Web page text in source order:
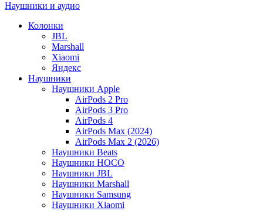
Наушники и аудио
Колонки
JBL
Marshall
Xiaomi
Яндекс
Наушники
Наушники Apple
AirPods 2 Pro
AirPods 3 Pro
AirPods 4
AirPods Max (2024)
AirPods Max 2 (2026)
Наушники Beats
Наушники HOCO
Наушники JBL
Наушники Marshall
Наушники Samsung
Наушники Xiaomi